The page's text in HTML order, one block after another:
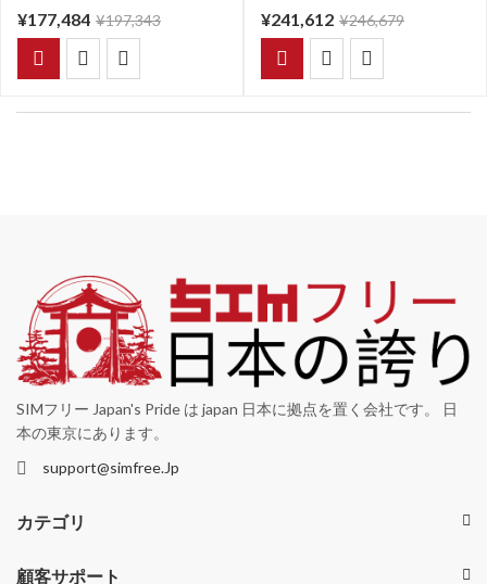
¥177,484 ¥197,343 ¥241,612 ¥246,679
SIMフリー Japan's Pride は japan 日本に拠点を置く会社です。 日
本の東京にあります。
support@simfree.Jp
カテゴリ
顧客サポート